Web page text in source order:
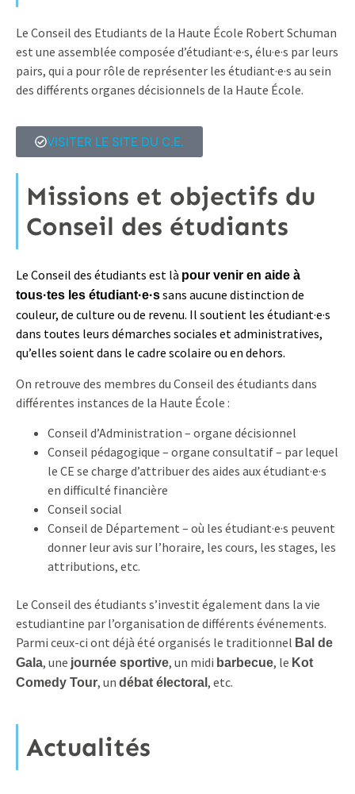
Le Conseil des Etudiants de la Haute École Robert Schuman
est une assemblée composée d’étudiant·e·s, élu·e·s par leurs
pairs, qui a pour rôle de représenter les étudiant·e·s au sein
des différents organes décisionnels de la Haute École.
VISITER LE SITE DU C.E.
Missions et objectifs du
Conseil des étudiants
Le Conseil des étudiants est là pour venir en aide à
tous·tes les étudiant·e·ssans aucune distinction de
couleur, de culture ou de revenu. Il soutient les étudiant·e·s
dans toutes leurs démarches sociales et administratives,
qu’elles soient dans le cadre scolaire ou en dehors.
On retrouve des membres du Conseil des étudiants dans
différentes instances de la Haute École :
Conseil d’Administration – organe décisionnel
Conseil pédagogique – organe consultatif – par lequel
le CE se charge d’attribuer des aides aux étudiant·e·s
en difficulté financière
Conseil social
Conseil de Département – où les étudiant·e·s peuvent
donner leur avis sur l’horaire, les cours, les stages, les
attributions, etc.
Le Conseil des étudiants s’investit également dans la vie
estudiantine par l’organisation de différents événements.
Parmi ceux-ci ont déjà été organisés le traditionnel Bal de
Gala, une journée sportive, un midi barbecue, le Kot
Comedy Tour, un débat électoral , etc.
Actualités